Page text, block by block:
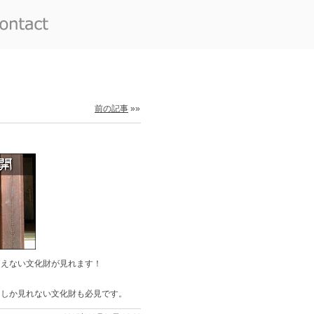
前の記事 »»
い文化財が見れます！
見れない文化財も必見です。